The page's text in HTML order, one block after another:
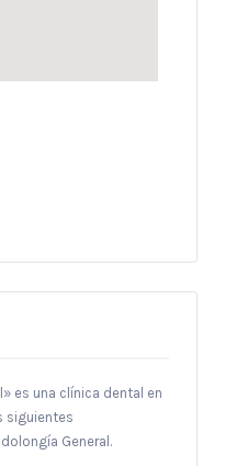
es una clínica dental en
siguientes
General.